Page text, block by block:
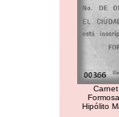
Hipólito